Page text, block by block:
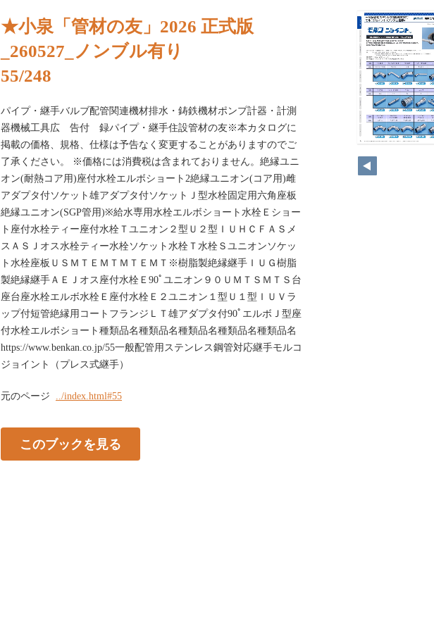
★小泉「管材の友」2026 正式版
_260527_ノンブル有り
55/248
パイプ・継手バルブ配管関連機材排水・鋳鉄機材ポンプ計器・計測
器機械工具広 告付 録パイプ・継手住設管材の友※本カタログに
掲載の価格、規格、仕様は予告なく変更することがありますのでご
了承ください。 ※価格には消費税は含まれておりません。絶縁ユニ
オン(耐熱コア⽤)座付⽔栓エルボショート2絶縁ユニオン(コア⽤)雌
アダプタ付ソケット雄アダプタ付ソケットＪ型⽔栓固定⽤六⾓座板
絶縁ユニオン(SGP管⽤)※給⽔専⽤⽔栓エルボショート⽔栓Ｅショー
ト座付⽔栓ティー座付⽔栓Ｔユニオン２型Ｕ２型ＩＵＨＣＦＡＳメ
スＡＳＪオス⽔栓ティー⽔栓ソケット⽔栓Ｔ⽔栓Ｓユニオンソケッ
ト⽔栓座板ＵＳＭＴＥＭＴＭＴＥＭＴ※樹脂製絶縁継⼿ＩＵＧ樹脂
製絶縁継⼿ＡＥＪオス座付⽔栓Ｅ90ﾟユニオン９０ＵＭＴＳＭＴＳ台
座台座⽔栓エルボ⽔栓Ｅ座付⽔栓Ｅ２ユニオン１型Ｕ１型ＩＵＶラ
ップ付短管絶縁⽤コートフランジＬＴ雄アダプタ付90ﾟエルボＪ型座
付⽔栓エルボショート種類品名種類品名種類品名種類品名種類品名
https://www.benkan.co.jp/55一般配管用ステンレス鋼管対応継手モルコ
ジョイント（プレス式継手）
元のページ ../index.html#55
このブックを見る